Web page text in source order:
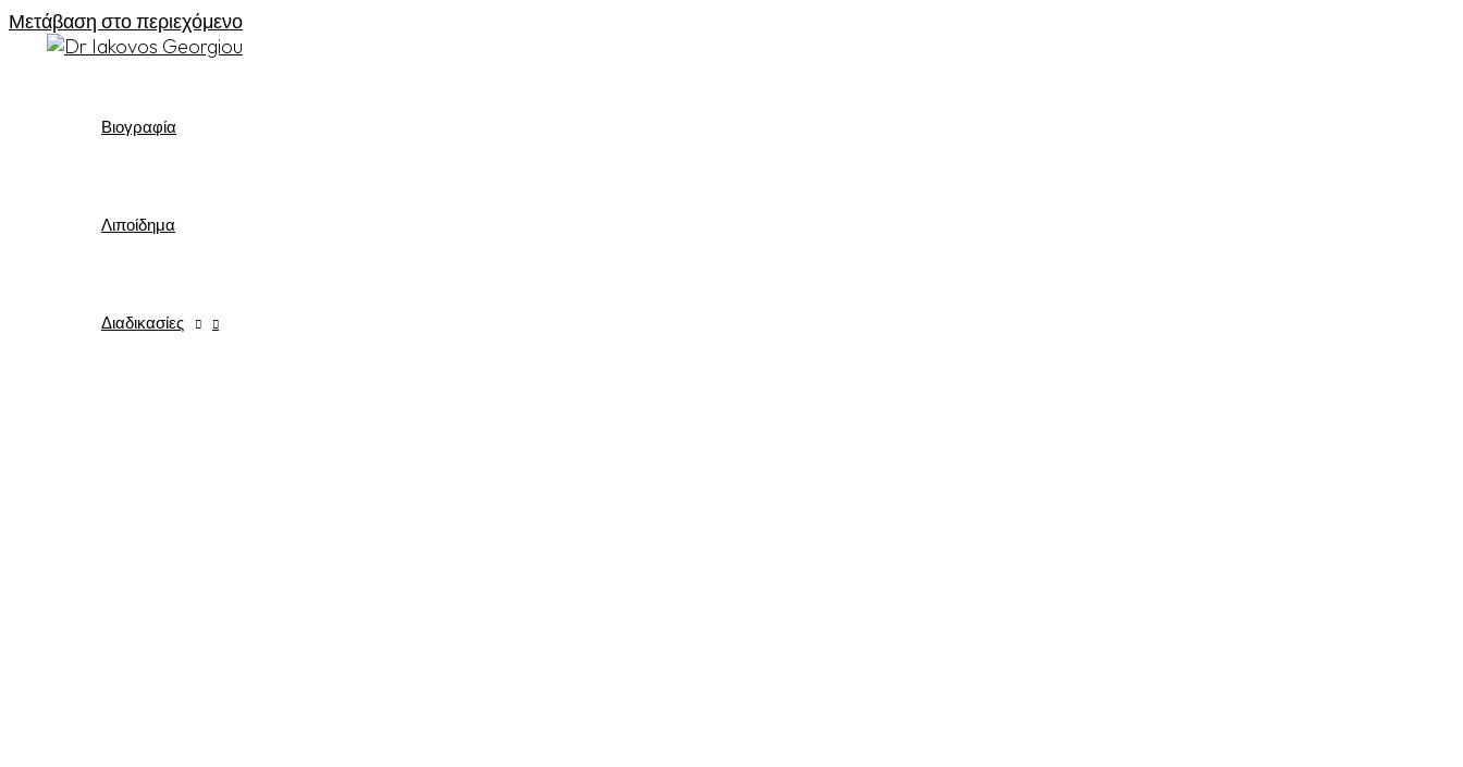
Μετάβαση στο περιεχόμενο
Βιογραφία
Λιποίδημα
Διαδικασίες